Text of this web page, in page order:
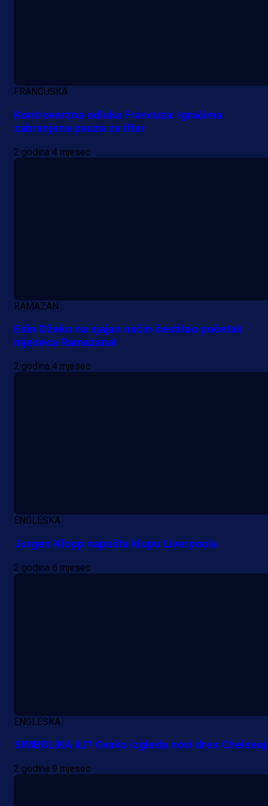
Pogledajte gol Kenana Kodre
FRANCUSKA
Kontroverzna odluka Francuza: Igračima
zabranjena pauza za iftar
2 godina 4 mjesec
RAMAZAN
Edin Džeko na sjajan način čestitao početak
mjeseca Ramazana!
2 godina 4 mjesec
ENGLESKA
Jurgen Klopp napušta klupu Liverpoola
2 godina 6 mjesec
ENGLESKA
SIMBOLIKA ILI? Ovako izgleda novi dres
2 godina 9 mjesec